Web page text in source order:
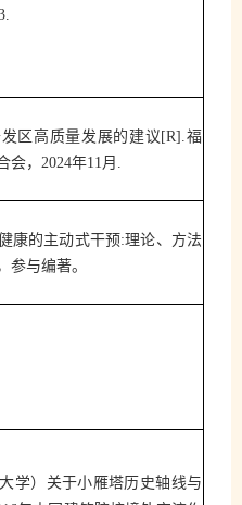
.
区高质量发展的建议 [R].福
会， 2024年11月 .
康的主动式干预:理论、方法
参与编著。
学）关于小雁塔历史轴线与